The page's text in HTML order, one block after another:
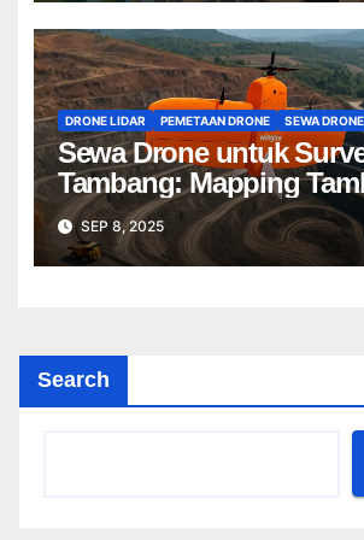
DRONE LIDAR PEMETAAN DRONE SEWA DRONE
Sewa Drone untuk
Tambang: Mapping
Profesional Lebih Cepat
SEP 8, 2025
Search